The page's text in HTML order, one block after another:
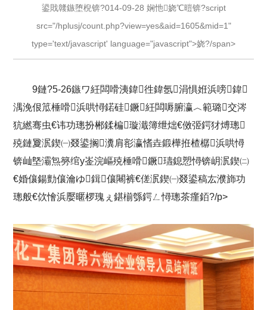
鍙戝竷鏃堕棿锛?014-09-28 娴忚娆℃暟锛?script
src="/hplusj/count.php?view=yes&aid=1605&mid=1"
type='text/javascript' language="javascript">娆?/span>
9鏈?5-26鏃ワ紝闆嗗洟鍏徃鍏氬涓惧姙浜嗙鍏
湡浼佷笟棰嗗浜哄憳鍩硅鐝紝闆嗕腑瀛︿範璐交涔
犺繎骞虫€讳功璁扮郴鍒楄璇濈簿绁炪€傚弬鍔犲煿璁
殑鏈夐泦鍥㈠叕鍙搁瀵肩彮瀛愭垚鍛樺拰楂樼浜哄憳
锛屾墍灞炰簩绾у崟浣嶇殑棰嗗鐝瓙鎴愬憳锛岄泦鍥㈡
€婚儴鍚勯儴瀹ゆ鍓儴闀裤€傞泦鍥㈠叕鍙稿厷濮斾功
璁般€佽懀浜嬮暱椤瑰ぇ鍖椾綔鍔ㄥ憳璁茶瘽銆?/p>